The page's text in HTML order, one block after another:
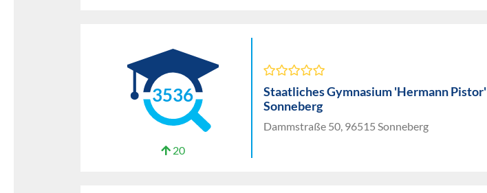
3536
20
Staatliches Gymnasium 'Hermann Pistor'
Sonneberg
Dammstraße 50, 96515 Sonneberg